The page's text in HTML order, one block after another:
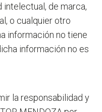
de marca,
o cualquier otro
información no tiene
información no es
la responsabilidad y